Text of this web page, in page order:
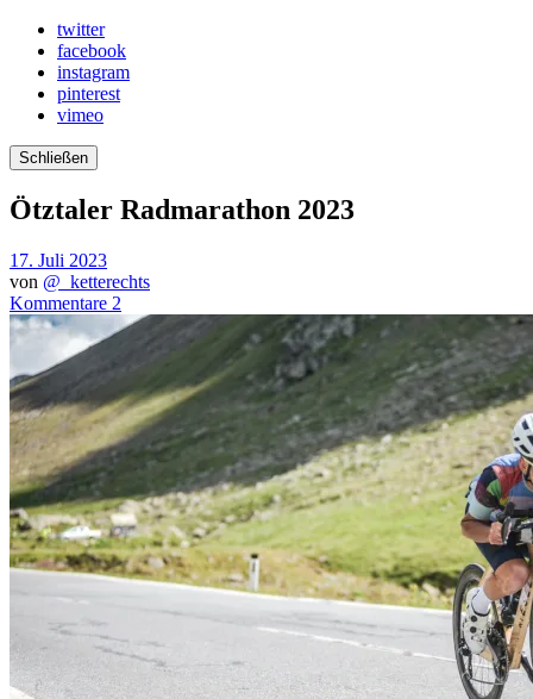
twitter
facebook
instagram
pinterest
vimeo
Schließen
Ötztaler Radmarathon 2023
17. Juli 2023
von @_ketterechts
Kommentare 2